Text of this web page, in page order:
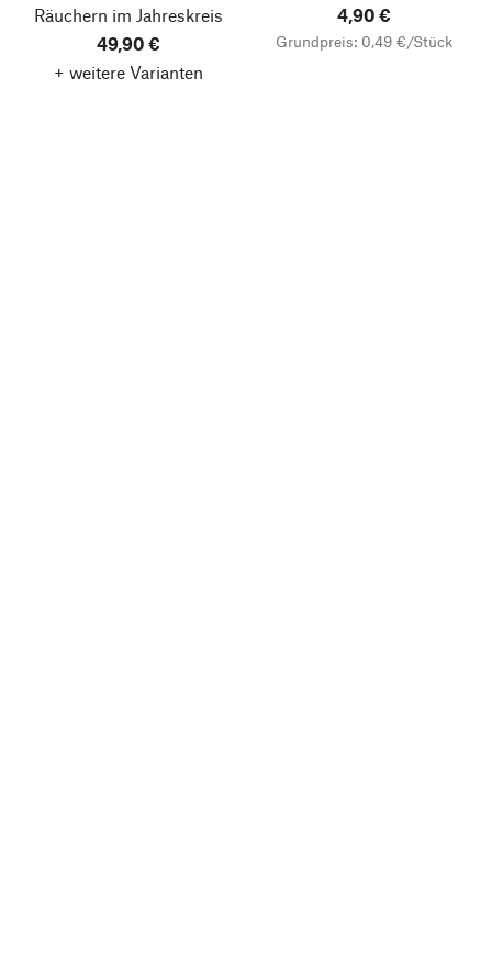
Räuchern im Jahreskreis
49,90 €
+ weitere Varianten
4,90 €
Grundpreis: 0,49 €/Stück